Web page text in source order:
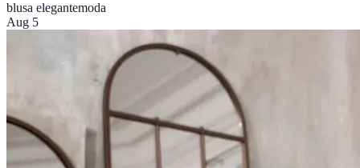
blusa elegantemoda
Aug 5